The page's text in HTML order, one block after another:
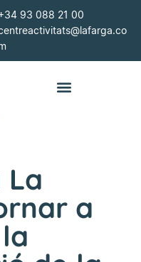
93 088 21 00
La
a